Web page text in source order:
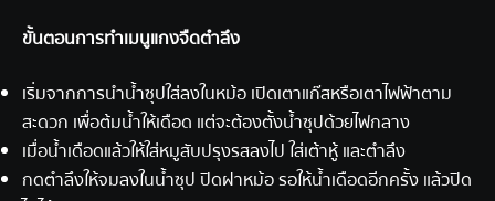
ขั้นตอนการทำเมนูแกงจืดตำลึง
เริ่มจากการนำน้ำซุปใส่ลงในหม้อ เปิดเตาแก๊สหรือเตาไฟฟ้าตาม
สะดวก เพื่อต้มน้ำให้เดือด แต่จะต้องตั้งน้ำซุปด้วยไฟกลาง
เมื่อน้ำเดือดแล้วให้ใส่หมูสับปรุงรสลงไป ใส่เต้าหู้ และตำลึง
กดตำลึงให้จมลงในน้ำซุป ปิดฝาหม้อ รอให้น้ำเดือดอีกครั้ง แล้วปิด